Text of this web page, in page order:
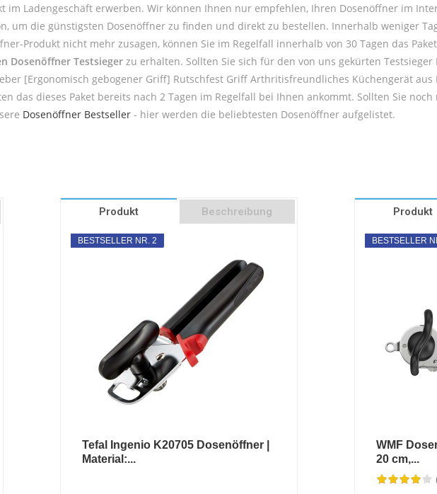
im Ladengeschäft erwerben. Wir können Ihnen nur empfehlen, Ihren Dosenöffner im
um die günstigsten Dosenöffner zu finden und direkt zu bestellen. Innerhalb weniger
Produkt nicht mehr zusagen, können Sie im Regelfall innerhalb von 30 Tagen das
Dosenöffner Testsieger zu erhalten. Sollten Sie sich für den von uns gekürten
[Ergonomisch gebogener Griff] Rutschfest Griff Arthritisfreundliches Küchengerät aus
das dieses Paket bereits nach 2 Tagen im Regelfall bei Ihnen ankommt. Sollten Sie
Dosenöffner Bestseller - hier werden die beliebtesten Dosenöffner aufgelistet.
Produkt Beschreibung
BESTSELLER NR. 2
Tefal Ingenio K20705 Dosenöffner |
Material:...
Produkt
BESTSELLER
WMF
20 cm,...